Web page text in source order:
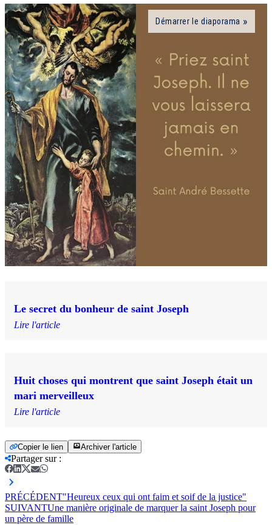
Démarrer le diaporama
Le secret du bonheur de saint Joseph
Lire l'article
Huit choses qui montrent que saint Joseph était un
mari merveilleux
Lire l'article
Copier le lien Archiver l'article
Partager sur:
PRÉCÉDENT"Heureux ceux qui ont faim et soif de la justice"
SUIVANTUne manière originale de marquer la saint Joseph pour
un père de famille